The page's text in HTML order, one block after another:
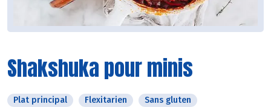
Shakshuka pour minis
Plat principal Flexitarien
Sans gluten